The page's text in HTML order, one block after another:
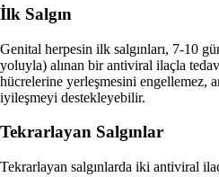
İlk Salgın
Genital herpesin ilk salgınları, 7-10
yoluyla) alınan bir antiviral ilaçla
hücrelerine yerleşmesini engellemez,
iyileşmeyi destekleyebilir.
Tekrarlayan Salgınlar
Tekrarlayan salgınlarda iki antiviral